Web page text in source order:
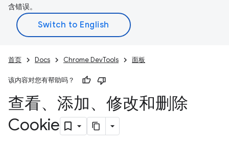
含错误。
首页 Docs Chrome DevTools 面板
该内容对您有帮助吗？
查看、添加、修改和删除
Cookie